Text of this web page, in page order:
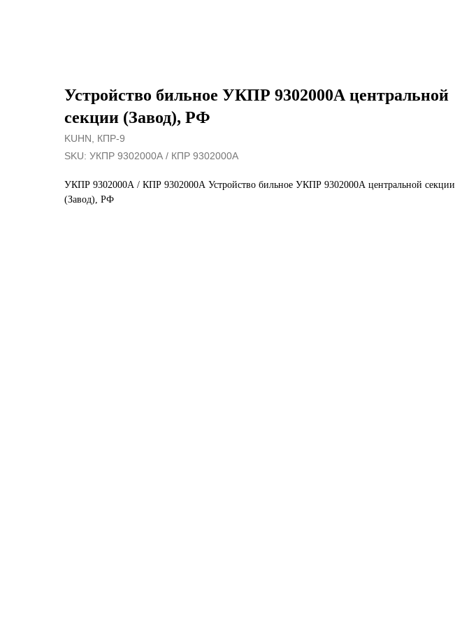
Устройство бильное УКПР 9302000А центральной
секции (Завод), РФ
KUHN, КПР-9
SKU: УКПР 9302000А / КПР 9302000А
УКПР 9302000А / КПР 9302000А Устройство бильное УКПР 9302000А центральной секции
(Завод), РФ